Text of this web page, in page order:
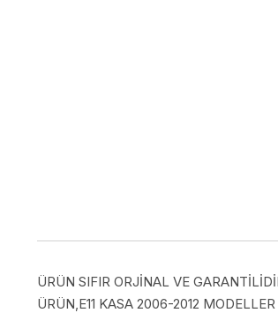
ÜRÜN SIFIR ORJİNAL VE
ÜRÜN,E11 KASA 2006-2012